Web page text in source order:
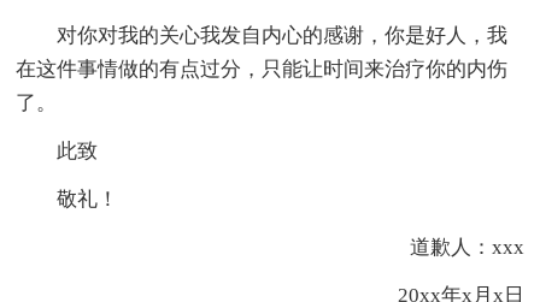
对你对我的关心我发自内心的感谢，你是好人，我
在这件事情做的有点过分，只能让时间来治疗你的内伤
了。
此致
敬礼！
道歉人：xxx
20xx年x月x日